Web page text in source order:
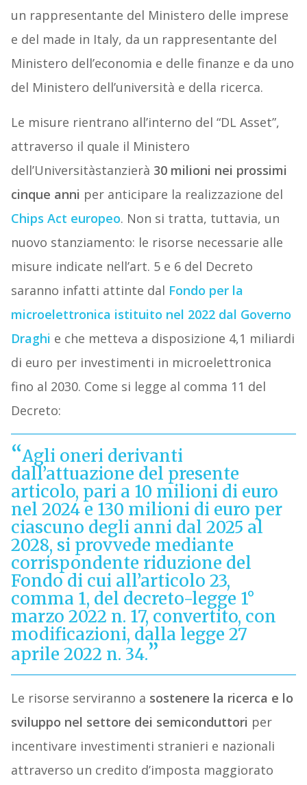
un rappresentante del Ministero delle imprese
e del made in Italy, da un rappresentante del
Ministero dell’economia e delle finanze e da uno
del Ministero dell’università e della ricerca.
Le misure rientrano all’interno del “DL Asset”,
attraverso il quale il Ministero
dell’Universitàstanzierà 30 milioni nei prossimi
cinque anni per anticipare la realizzazione del
Chips Act europeo. Non si tratta, tuttavia, un
nuovo stanziamento: le risorse necessarie alle
misure indicate nell’art. 5 e 6 del Decreto
saranno infatti attinte dal Fondo per la
microelettronica istituito nel 2022 dal Governo
Draghi e che metteva a disposizione 4,1 miliardi
di euro per investimenti in microelettronica
fino al 2030. Come si legge al comma 11 del
Decreto:
Agli oneri derivanti
dall’attuazione del presente
articolo, pari a 10 milioni di euro
nel 2024 e 130 milioni di euro per
ciascuno degli anni dal 2025 al
2028, si provvede mediante
corrispondente riduzione del
Fondo di cui all’articolo 23,
comma 1, del decreto-legge 1°
marzo 2022 n. 17, convertito, con
modificazioni, dalla legge 27
aprile 2022 n. 34.
Le risorse serviranno a sostenere la ricerca e lo
sviluppo nel settore dei semiconduttori per
incentivare investimenti stranieri e nazionali
attraverso un credito d’imposta maggiorato